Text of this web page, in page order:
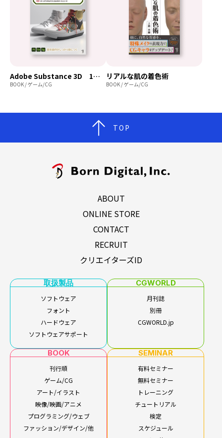
Adobe Substance 3D 1日で完成テクスチャ制作
BOOK / ゲーム/CG
リアルな肌の着色術
BOOK / ゲーム/CG
TOP
ABOUT
ONLINE STORE
CONTACT
RECRUIT
クリエイターズID
取扱製品
ソフトウェア
フォント
ハードウェア
ソフトウェアサポート
CGWORLD
月刊誌
別冊
CGWORLD.jp
BOOK
刊行順
ゲーム/CG
アート/イラスト
映像/映画/アニメ
プログラミング/ウェブ
ファッション/デザイン/他
SEMINAR
有料セミナー
無料セミナー
トレーニング
チュートリアル
検定
スケジュール